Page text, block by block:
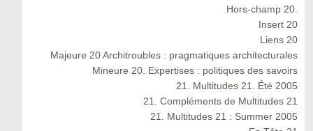
Hors-champ 20.
Insert 20
Liens 20
Majeure 20 Architroubles : pragmatiques architecturales
Mineure 20. Expertises : politiques des savoirs
21. Multitudes 21. Été 2005
21. Compléments de Multitudes 21
21. Multitudes 21 : Summer 2005